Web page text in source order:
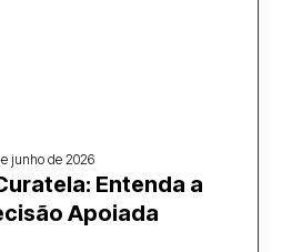
junho de 2026
Entenda a
Apoiada